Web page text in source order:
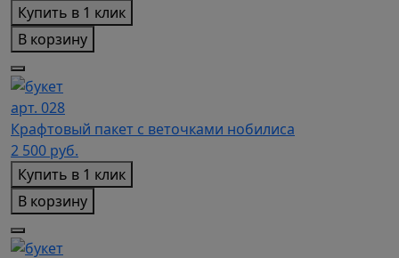
Купить в 1 клик
В корзину
арт. 028
Крафтовый пакет с веточками нобилиса
2 500 руб.
Купить в 1 клик
В корзину